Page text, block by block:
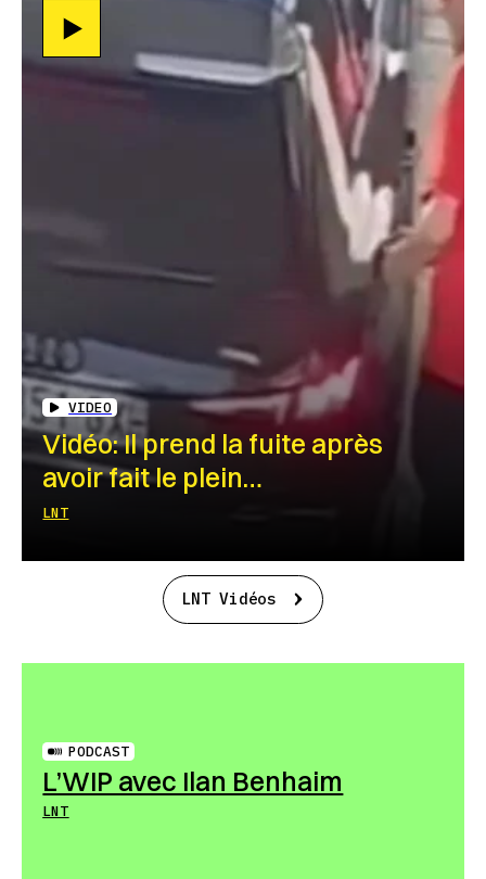
VIDEO
Vidéo: Il prend la fuite après
avoir fait le plein…
LNT
LNT Vidéos
PODCAST
L’WIP avec Ilan Benhaim
LNT